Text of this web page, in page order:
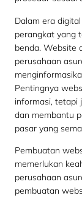
Dalam era
perangkat yang
benda. Website
perusahaan
Pentingnya
informasi, tetapi
dan membantu
pasar yang
Pembuatan
memerlukan
perusahaan
pembuatan